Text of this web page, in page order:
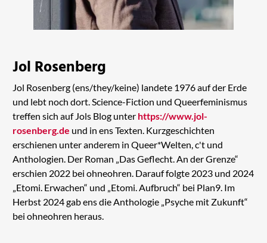
Jol Rosenberg
Jol Rosenberg (ens/they/keine) landete 1976 auf der Erde
und lebt noch dort. Science-Fiction und Queerfeminismus
treffen sich auf Jols Blog unter https://www.jol-
rosenberg.de und in ens Texten. Kurzgeschichten
erschienen unter anderem in Queer*Welten, c't und
Anthologien. Der Roman „Das Geflecht. An der Grenze“
erschien 2022 bei ohneohren. Darauf folgte 2023 und 2024
„Etomi. Erwachen“ und „Etomi. Aufbruch“ bei Plan9. Im
Herbst 2024 gab ens die Anthologie „Psyche mit Zukunft“
bei ohneohren heraus.